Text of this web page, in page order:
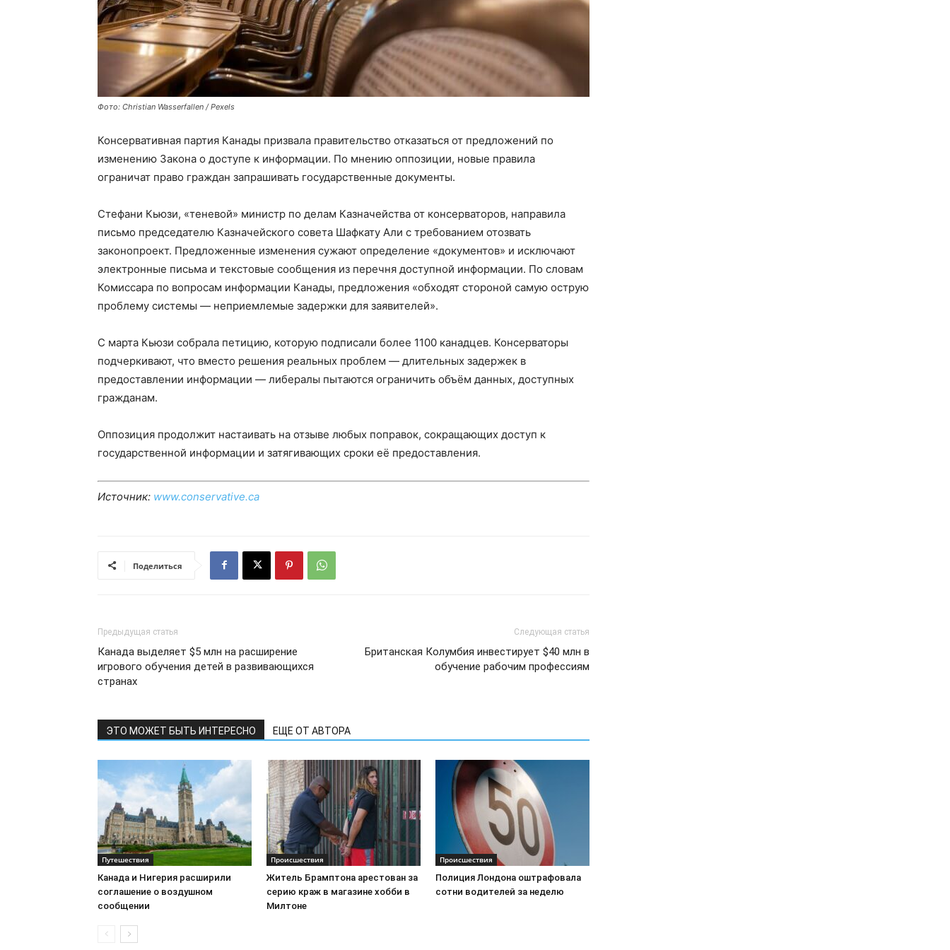
Фото: Christian Wasserfallen / Pexels
Консервативная партия Канады призвала правительство отказаться от предложений по
изменению Закона о доступе к информации. По мнению оппозиции, новые правила
ограничат право граждан запрашивать государственные документы.
Стефани Кьюзи, «теневой» министр по делам Казначейства от консерваторов, направила
письмо председателю Казначейского совета Шафкату Али с требованием отозвать
законопроект. Предложенные изменения сужают определение «документов» и исключают
электронные письма и текстовые сообщения из перечня доступной информации. По словам
Комиссара по вопросам информации Канады, предложения «обходят стороной самую острую
проблему системы — неприемлемые задержки для заявителей».
С марта Кьюзи собрала петицию, которую подписали более 1100 канадцев. Консерваторы
подчеркивают, что вместо решения реальных проблем — длительных задержек в
предоставлении информации — либералы пытаются ограничить объём данных, доступных
гражданам.
Оппозиция продолжит настаивать на отзыве любых поправок, сокращающих доступ к
государственной информации и затягивающих сроки её предоставления.
Источник: www.conservative.ca
Поделиться
Предыдущая статья
Канада выделяет $5 млн на расширение
игрового обучения детей в развивающихся
странах
Следующая статья
Британская Колумбия инвестирует $40 млн в
обучение рабочим профессиям
ЭТО МОЖЕТ БЫТЬ ИНТЕРЕСНО ЕЩЕ ОТ АВТОРА
Путешествия
Канада и Нигерия расширили
соглашение о воздушном
сообщении
Происшествия
Житель Брамптона арестован за
серию краж в магазине хобби в
Милтоне
Происшествия
Полиция Лондона оштрафовала
сотни водителей за неделю